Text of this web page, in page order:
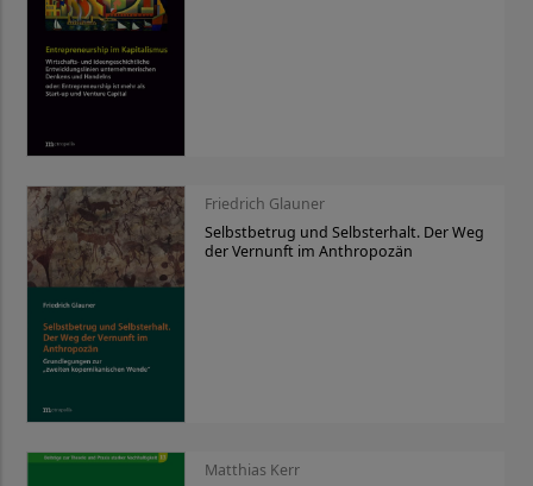
Friedrich Glauner
Selbstbetrug und Selbsterhalt. Der Weg
der Vernunft im Anthropozän
Matthias Kerr